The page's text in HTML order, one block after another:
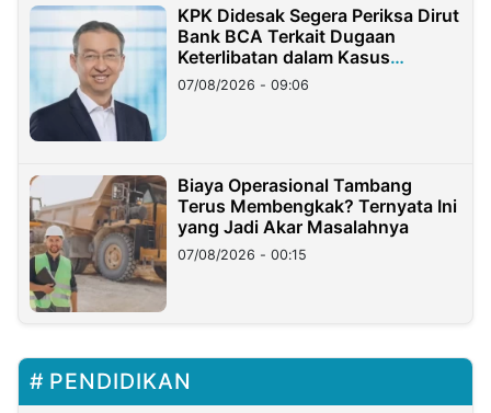
KPK Didesak Segera Periksa Dirut
Bank BCA Terkait Dugaan
Keterlibatan dalam Kasus
Hilangnya Dana Nasabah Rp2,58
Miliar
07/08/2026 - 09:06
Biaya Operasional Tambang
Terus Membengkak? Ternyata Ini
yang Jadi Akar Masalahnya
07/08/2026 - 00:15
PENDIDIKAN